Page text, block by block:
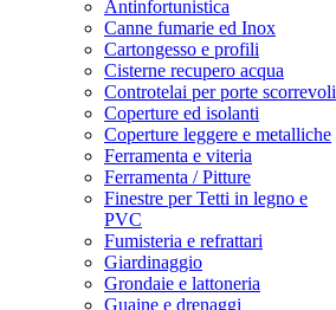
Antinfortunistica
Canne fumarie ed Inox
Cartongesso e profili
Cisterne recupero acqua
Controtelai per porte scorrevoli
Coperture ed isolanti
Coperture leggere e metalliche
Ferramenta e viteria
Ferramenta / Pitture
Finestre per Tetti in legno e
PVC
Fumisteria e refrattari
Giardinaggio
Grondaie e lattoneria
Guaine e drenaggi